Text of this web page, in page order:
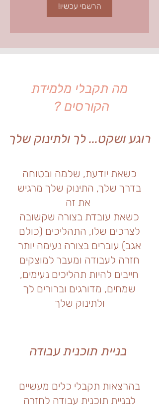
הרשמי עכשיו!
מה תקבלי מלמידת
הקורסים ?
רוגע ושקט... לך ולתינוק שלך
כשאת יודעת, שלמה ובטוחה
בדרך שלך, התינוק שלך מרגיש
כשאת עובדת בצורה שקשובה
לצרכים שלו, התהליכים (כולם
אגב) עוברים בצורה נעימה יותר
חזרה לעבודה ומעבר למוצקים
חייבים להיות תהליכים נעימים,
שמחים, מדורגים וברורים לך
ולתינוק שלך
בהרצאות תקבלי כלים מעשיים
לבניית תוכנית עבודה לחזרה